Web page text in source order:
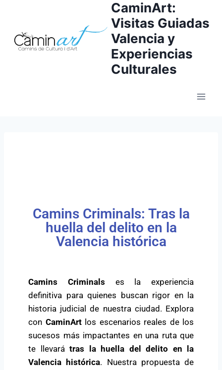
CaminArt:
Visitas Guiadas
Valencia y
Experiencias
Culturales
Camins Criminals: Tras la
huella del delito en la
Valencia histórica
Camins Criminals es la experiencia
definitiva para quienes buscan rigor en la
historia judicial de nuestra ciudad. Explora
con CaminArtlos escenarios reales de los
sucesos más impactantes en una ruta que
te llevará tras la huella del delito en la
Valencia histórica. Nuestra propuesta de